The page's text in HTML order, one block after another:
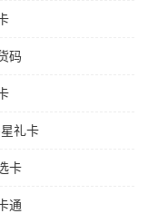
码
礼卡
卡
通